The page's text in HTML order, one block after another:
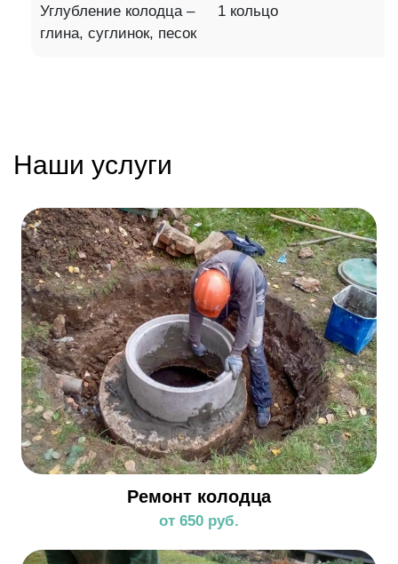
Углубление колодца –
глина, суглинок, песок
1 кольцо
Наши услуги
Ремонт колодца
от 650 руб.